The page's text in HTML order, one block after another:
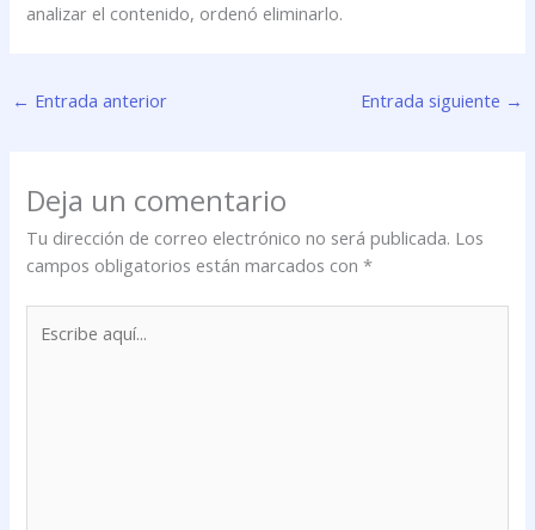
analizar el contenido, ordenó eliminarlo.
← Entrada anterior Entrada siguiente →
Deja un comentario
Tu dirección de correo electrónico no será publicada. Los
campos obligatorios están marcados con*
aquí...